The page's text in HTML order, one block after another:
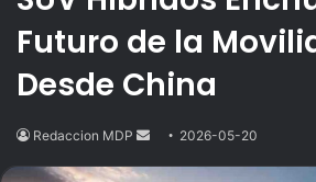
Futuro de la
Desde China
Redaccion MDP
Send2026-05-20